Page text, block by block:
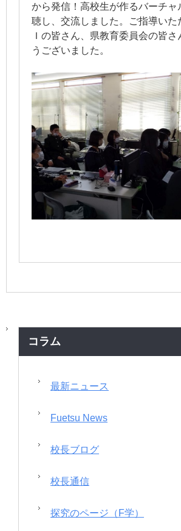
から発信！高校生が作るバーチャ
聴し、交流しました。ご指導いた
Ｉの皆さん、県教育委員会の皆さ
うございました。
コラム
最新ニュース
Fuetsu News
校長ブログ
校長通信
探究のページ（F学）